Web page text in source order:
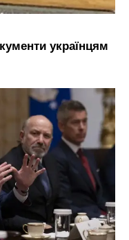
українцям